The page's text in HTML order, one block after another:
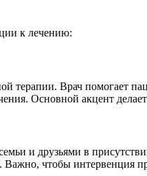
к лечению:
терапии. Врач помогает
Основной акцент
и друзьями в
Важно, чтобы